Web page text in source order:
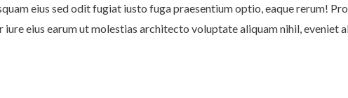
eius sed odit fugiat iusto fuga praesentium optio, eaque rerum!
eius earum ut molestias architecto voluptate aliquam nihil, eveniet